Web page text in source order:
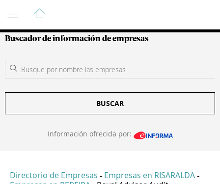
Guía de Empresas Colombianas
Buscador de información de empresas
BUSCAR
Información ofrecida por:
Directorio de Empresas - Empresas en RISARALDA -